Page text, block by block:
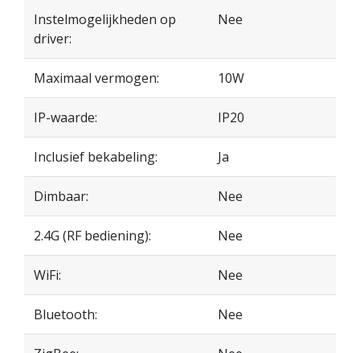
Instelmogelijkheden op
driver:
Nee
Maximaal vermogen: 10W
IP-waarde: IP20
Inclusief bekabeling: Ja
Dimbaar: Nee
2.4G (RF bediening): Nee
WiFi: Nee
Bluetooth: Nee